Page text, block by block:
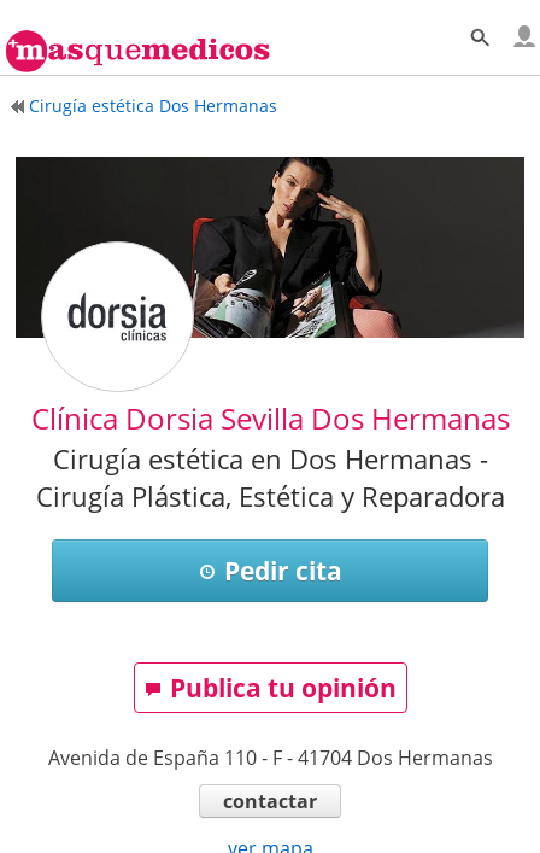
Cirugía estética Dos Hermanas
Clínica Dorsia Sevilla Dos Hermanas
Cirugía estética en Dos Hermanas -
Cirugía Plástica, Estética y Reparadora
Pedir cita
Publica tu opinión
Avenida de España 110 - F-41704 Dos Hermanas
contactar